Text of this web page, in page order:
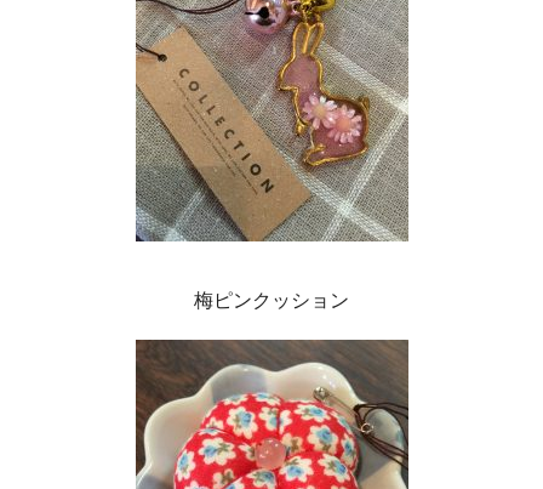
梅ピンクッション